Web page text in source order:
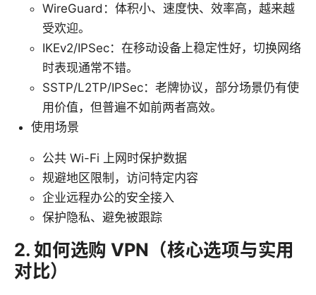
WireGuard：体积小、速度快、效率高，越来越
受欢迎。
IKEv2/IPSec：在移动设备上稳定性好，切换网络
时表现通常不错。
SSTP/L2TP/IPSec：老牌协议，部分场景仍有使
用价值，但普遍不如前两者高效。
使用场景
公共 Wi-Fi 上网时保护数据
规避地区限制，访问特定内容
企业远程办公的安全接入
保护隐私、避免被跟踪
2. 如何选购 VPN（核心选项与实用
对比）